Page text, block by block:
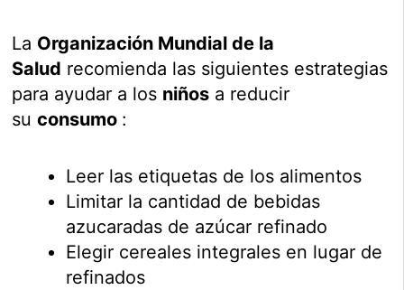
La Organización Mundial de la
Salud recomienda las siguientes estrategias
para ayudar a los niños a reducir
suconsumo :
Leer las etiquetas de los alimentos
Limitar la cantidad de bebidas
azucaradas de azúcar refinado
Elegir cereales integrales en lugar de
refinados